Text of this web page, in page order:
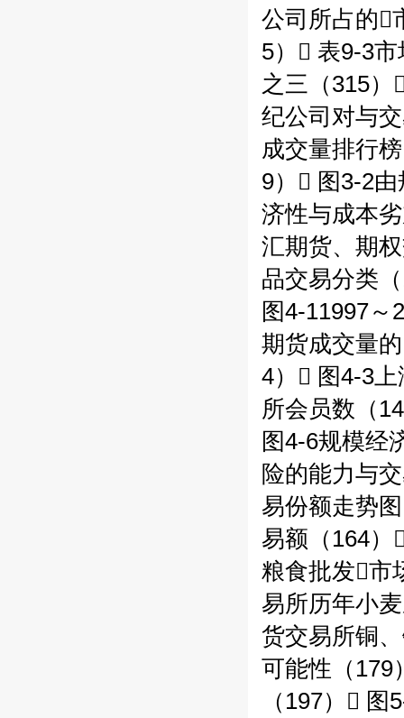
公司所占的
5） 表9-3
之三（315）
纪公司对与
成交量排行
9） 图3-2
济性与成本
汇期货、期
品交易分类
图4-11997～
期货成交量
4） 图4-3
所会员数（
图4-6规模经
险的能力与
易份额走势
易额（164）
粮食批发市
易所历年小
货交易所铜
可能性（179
（197）